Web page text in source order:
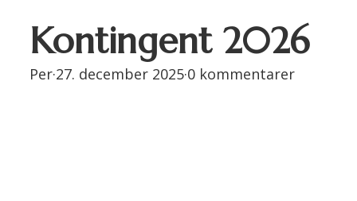
Kontingent 2026
Per·27. december 2025·0 kommentarer